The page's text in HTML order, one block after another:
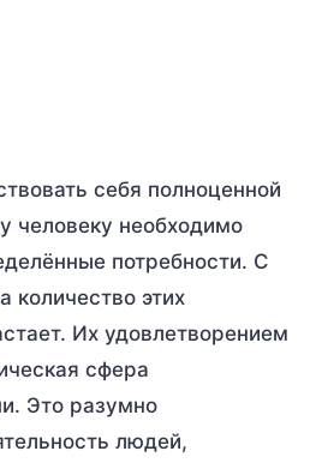
себя полноценной
человеку необходимо
потребности. С
количество этих
Их удовлетворением
сфера
Это разумно
людей,